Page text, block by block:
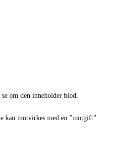
om den inneholder blod.
kan motvirkes med en ”motgift”.